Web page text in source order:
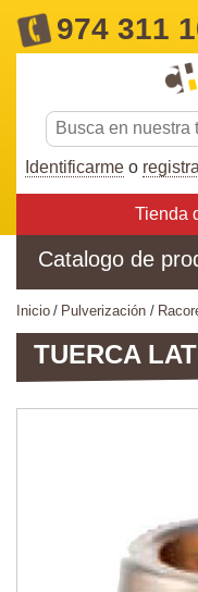
974 311
Identificarme o
Tienda
Catalogo de
inicio pulverización
TUERCA